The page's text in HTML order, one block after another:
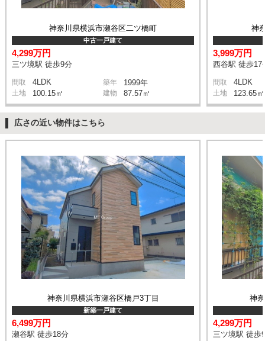
神奈川県横浜市瀬谷区二ツ橋町
中古一戸建て
4,299万円
三ツ境駅 徒歩9分
間取 4LDK 築年 1999年
土地 100.15㎡ 建物 87.57㎡
神
3,999万円
西谷駅 徒歩17
間取 4LDK
土地 123.65㎡
広さの近い物件はこちら
神奈川県横浜市瀬谷区橋戸3丁目
新築一戸建て
6,499万円
瀬谷駅 徒歩18分
神
4,299万円
三ツ境駅 徒歩